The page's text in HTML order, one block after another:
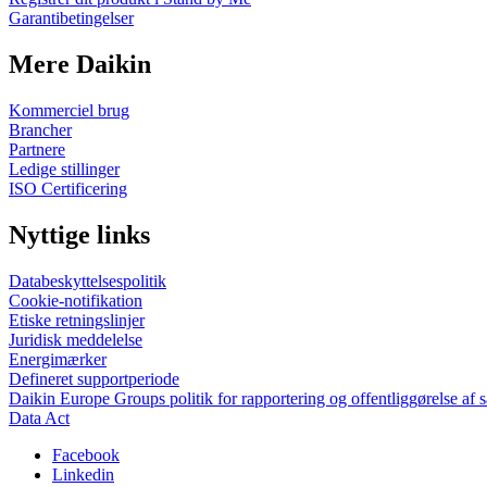
Garantibetingelser
Mere Daikin
Kommerciel brug
Brancher
Partnere
Ledige stillinger
ISO Certificering
Nyttige links
Databeskyttelsespolitik
Cookie-notifikation
Etiske retningslinjer
Juridisk meddelelse
Energimærker
Defineret supportperiode
Daikin Europe Groups politik for rapportering og offentliggørelse af
Data Act
Facebook
Linkedin